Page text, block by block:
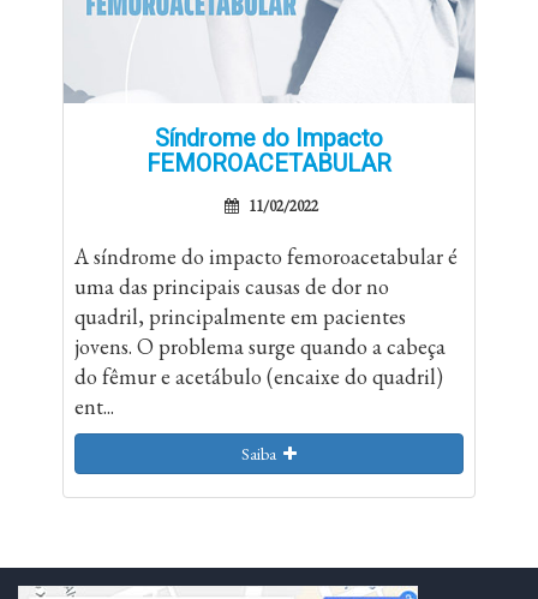
Síndrome do Impacto
FEMOROACETABULAR
11/02/2022
A síndrome do impacto femoroacetabular é
uma das principais causas de dor no
quadril, principalmente em pacientes
jovens. O problema surge quando a cabeça
do fêmur e acetábulo (encaixe do quadril)
ent...
Saiba